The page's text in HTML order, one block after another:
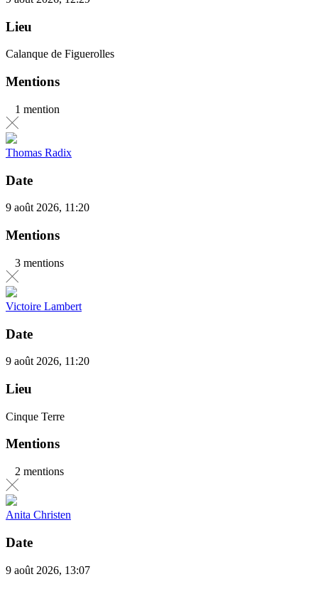
Lieu
Calanque de Figuerolles
Mentions
1 mention
Thomas Radix
Date
9 août 2026, 11:20
Mentions
3 mentions
Victoire Lambert
Date
9 août 2026, 11:20
Lieu
Cinque Terre
Mentions
2 mentions
Anita Christen
Date
9 août 2026, 13:07